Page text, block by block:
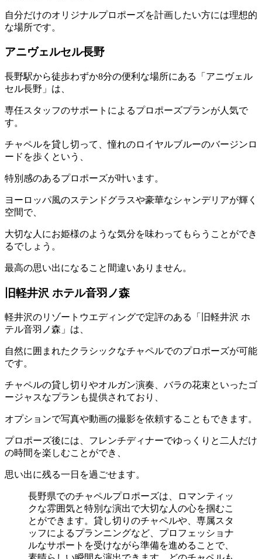
自分だけのオリジナルプロポーズを計画したい方には理想的
な場所です。
アニヴェルセル長野
長野駅から徒歩わずか8分の便利な場所にある「アニヴェル
セル長野」は、
専任スタッフのサポートによるプロポーズプランが人気で
す。
チャペルを貸し切って、憧れのロイヤルブルーのバージンロ
ードを歩くという、
特別感のあるプロポーズが叶います。
ヨーロッパ風のステンドグラスや豪華なシャンデリアが輝く
空間で、
大切な人にお姫様のような気分を味わってもらうことができ
るでしょう。
最高の思い出になること間違いありません。
旧軽井沢 ホテル音羽ノ森
軽井沢のリゾートウエディングで定評のある「旧軽井沢 ホ
テル音羽ノ森」は、
自然に囲まれたクラシックなチャペルでのプロポーズが可能
です。
チャペルの貸し切りやオルガン演奏、バラの花束といったゴ
ージャスなプランも提供されており、
オプションで写真や動画の撮影を依頼することもできます。
プロポーズ後には、フレンチディナーでゆっくりと二人だけ
の時間を楽しむことができ、
思い出に残る一日を過ごせます。
長野県でのチャペルプロポーズは、ロマンティッ
クな雰囲気と特別な演出で大切な人の心を掴むこ
とができます。貸し切りのチャペルや、専属スタ
ッフによるプランニングなど、プロフェッショナ
ルなサポートを受けながら準備を進めることで、